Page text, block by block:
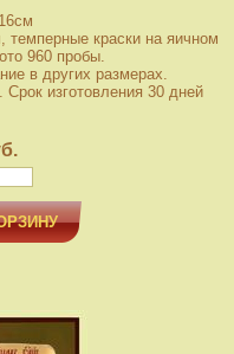
краски на яичном
960 пробы.
в других размерах.
Срок изготовления 30 дней